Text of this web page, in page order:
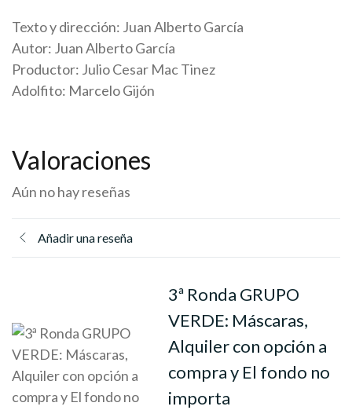
Texto y dirección: Juan Alberto García
Autor: Juan Alberto García
Productor: Julio Cesar Mac Tinez
Adolfito: Marcelo Gijón
Valoraciones
Aún no hay reseñas
Añadir una reseña
3ª Ronda GRUPO
VERDE: Máscaras,
Alquiler con opción a
compra y El fondo no
importa